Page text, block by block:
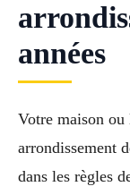
années
Votre maison ou
arrondissement
dans les règles